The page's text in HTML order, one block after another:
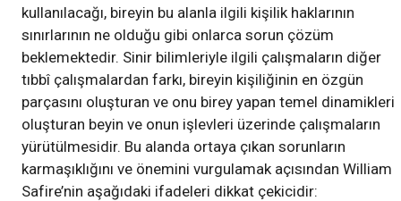
kullanılacağı, bireyin bu alanla ilgili kişilik haklarının
sınırlarının ne olduğu gibi onlarca sorun çözüm
beklemektedir. Sinir bilimleriyle ilgili çalışmaların diğer
tıbbî çalışmalardan farkı, bireyin kişiliğinin en özgün
parçasını oluşturan ve onu birey yapan temel dinamikleri
oluşturan beyin ve onun işlevleri üzerinde çalışmaların
yürütülmesidir. Bu alanda ortaya çıkan sorunların
karmaşıklığını ve önemini vurgulamak açısından William
Safire’nin aşağıdaki ifadeleri dikkat çekicidir: